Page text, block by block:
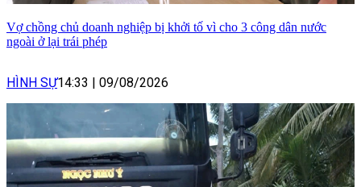
Vợ chồng chủ doanh nghiệp bị khởi tố vì cho 3 công dân nước
ngoài ở lại trái phép
HÌNH SỰ14:33 | 09/08/2026